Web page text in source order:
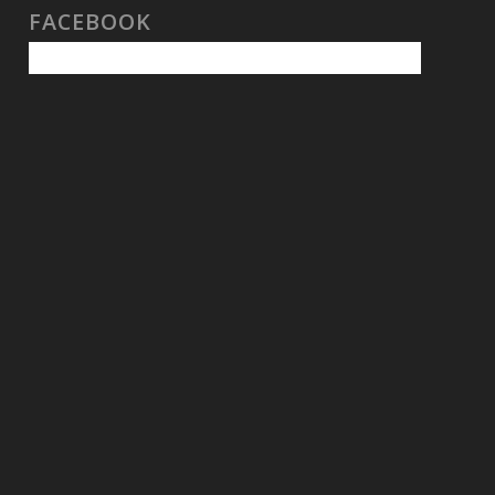
FACEBOOK